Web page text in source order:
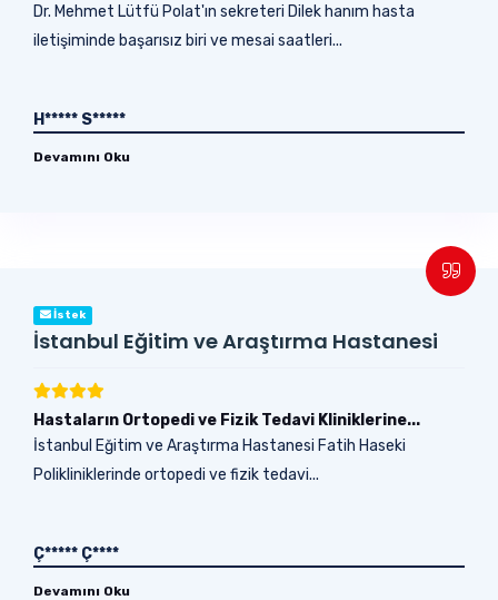
Dr. Mehmet Lütfü Polat'ın sekreteri Dilek hanım hasta
iletişiminde başarısız biri ve mesai saatleri...
H***** S*****
Devamını Oku
İstek
İstanbul Eğitim ve Araştırma Hastanesi
Hastaların Ortopedi ve Fizik Tedavi Kliniklerine...
İstanbul Eğitim ve Araştırma Hastanesi Fatih Haseki
Polikliniklerinde ortopedi ve fizik tedavi...
Ç***** Ç****
Devamını Oku